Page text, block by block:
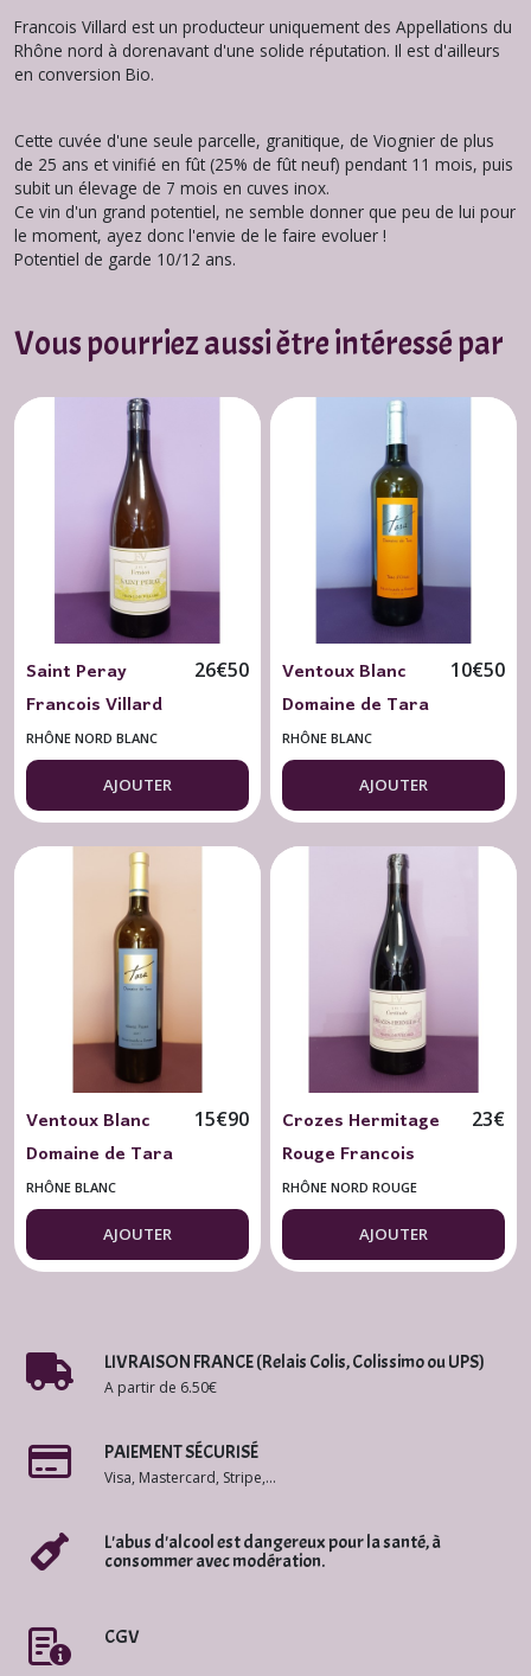
Francois Villard est un producteur uniquement des Appellations du
Rhône nord à dorenavant d'une solide réputation. Il est d'ailleurs
en conversion Bio.
Cette cuvée d'une seule parcelle, granitique, de Viognier de plus
de 25 ans et vinifié en fût (25% de fût neuf) pendant 11 mois, puis
subit un élevage de 7 mois en cuves inox.
Ce vin d'un grand potentiel, ne semble donner que peu de lui pour
le moment, ayez donc l'envie de le faire evoluer !
Potentiel de garde 10/12 ans.
Vous pourriez aussi être intéressé par
Saint Peray
Francois Villard
Version 2022
26€50
RHÔNE NORD BLANC
AJOUTER
Ventoux Blanc
Domaine de Tara
Terres d'Ocres
2023
10€50
RHÔNE BLANC
AJOUTER
Ventoux Blanc
Domaine de Tara
"Hautes Pierres"
2020
15€90
RHÔNE BLANC
AJOUTER
Crozes Hermitage
Rouge Francois
Villard Certitude
2023
23€
RHÔNE NORD ROUGE
AJOUTER
LIVRAISON FRANCE (Relais Colis, Colissimo ou UPS)
A partir de 6.50€
PAIEMENT SÉCURISÉ
Visa, Mastercard, Stripe,...
L'abus d'alcool est dangereux pour la santé, à
consommer avec modération.
CGV